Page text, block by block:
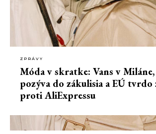
ZPRÁVY
Móda v skratke: Vans v
pozýva do zákulisia a EÚ tvrdo
proti AliExpressu